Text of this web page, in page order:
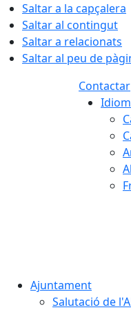
Saltar a la capçalera
Saltar al contingut
Saltar a relacionats
Saltar al peu de
Contactar
Ajuntament
Salutació de